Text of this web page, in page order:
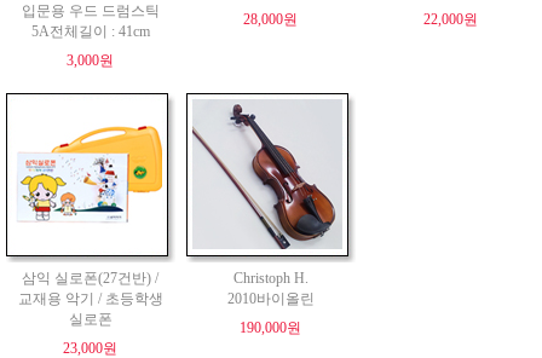
입문용 우드 드럼스틱
5A전체길이 : 41cm
3,000원
28,000원
22,000원
삼익 실로폰(27건반) /
교재용 악기 / 초등학생
실로폰
23,000원
Christoph H.
2010바이올린
190,000원